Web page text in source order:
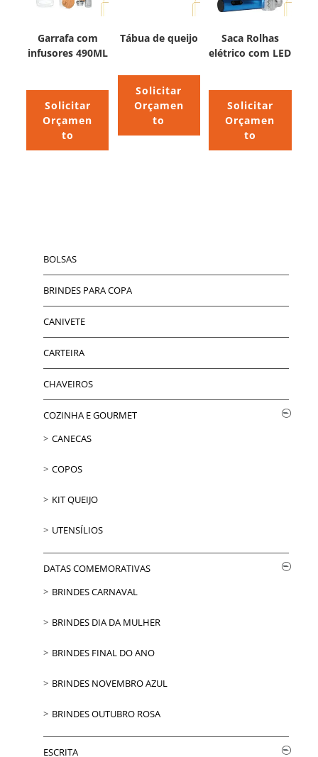
Garrafa com
infusores 490ML
Solicitar
Orçamen
to
Tábua de queijo
Solicitar
Orçamen
to
Saca Rolhas
elétrico com LED
Solicitar
Orçamen
to
BOLSAS
BRINDES PARA COPA
CANIVETE
CARTEIRA
CHAVEIROS
COZINHA E GOURMET
CANECAS
COPOS
KIT QUEIJO
UTENSÍLIOS
DATAS COMEMORATIVAS
BRINDES CARNAVAL
BRINDES DIA DA MULHER
BRINDES FINAL DO ANO
BRINDES NOVEMBRO AZUL
BRINDES OUTUBRO ROSA
ESCRITA